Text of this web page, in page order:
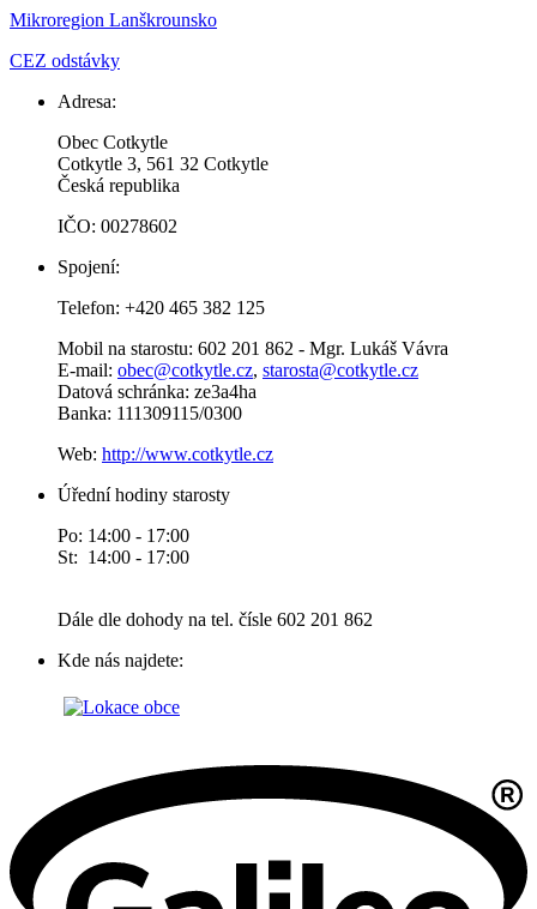
Mikroregion Lanškrounsko
CEZ odstávky
Adresa:
Obec Cotkytle
Cotkytle 3, 561 32 Cotkytle
Česká republika
IČO: 00278602
Spojení:
Telefon: +420 465 382 125
Mobil na starostu: 602 201 862 - Mgr. Lukáš Vávra
E-mail: obec@cotkytle.cz, starosta@cotkytle.cz
Datová schránka: ze3a4ha
Banka: 111309115/0300
Web: http://www.cotkytle.cz
Úřední hodiny starosty
Po: 14:00 - 17:00
St: 14:00 - 17:00
Dále dle dohody na tel. čísle 602 201 862
Kde nás najdete: